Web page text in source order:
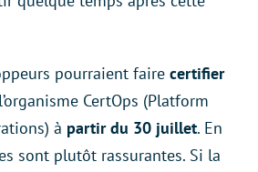
pourraient faire certifier
CertOps (Platform
à partir du 30 juillet. En
sont plutôt rassurantes. Si la